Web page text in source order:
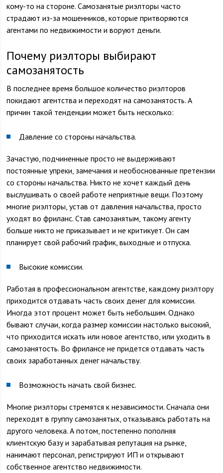
кому-то на стороне. Самозанятые риэлторы часто
страдают из-за мошенников, которые притворяются
агентами по недвижимости и воруют деньги.
Почему риэлторы выбирают
самозанятость
В последнее время большое количество риэлторов
покидают агентства и переходят на самозанятость. А
причин такой тенденции может быть несколько:
Давление со стороны начальства.
Зачастую, подчиненные просто не выдерживают
постоянные упреки, замечания и необоснованные претензии
со стороны начальства. Никто не хочет каждый день
выслушивать о своей работе неприятные вещи. Поэтому
многие риэлторы, устав от давления начальства, просто
уходят во фриланс. Став самозанятым, такому агенту
больше никто не приказывает и не критикует. Он сам
планирует свой рабочий график, выходные и отпуска.
Высокие комиссии.
Работая в профессиональном агентстве, каждому риэлтору
приходится отдавать часть своих денег для комиссии.
Иногда этот процент может быть небольшим. Однако
бывают случаи, когда размер комиссии настолько высокий,
что приходится искать или новое агентство, или уходить в
самозанятость. Во фрилансе не придется отдавать часть
своих заработанных денег начальству.
Возможность начать свой бизнес.
Многие риэлторы стремятся к независимости. Сначала они
переходят в группу самозанятых, отказываясь работать на
другого человека. А потом, постепенно пополняя
клиентскую базу и зарабатывая репутация на рынке,
нанимают персонал, регистрируют ИП и открывают
собственное агентство недвижимости.